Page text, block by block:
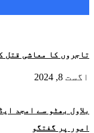
تاجروں کا معاشی قتل
اگست 8, 2024
بلاول بھٹو سے امجد
امور پر گفتگو